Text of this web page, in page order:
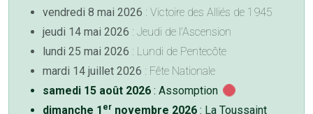
vendredi 8 mai 2026 : Victoire des Alliés de 1945
jeudi 14 mai 2026 : Jeudi de l'Ascension
lundi 25 mai 2026 : Lundi de Pentecôte
mardi 14 juillet 2026 : Fête Nationale
samedi 15 août 2026 : Assomption
dimanche 1 er novembre 2026 : La Toussaint